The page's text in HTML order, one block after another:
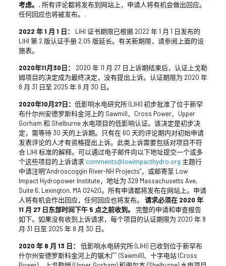
考虑。. 所有评论都将发布到网站上，申请人将有机会做出回应。
任何回应也将被发布。.
2022 年 1 月 1 日：
LIHI 证书期限已根据 2022 年 1 月 1 日发布的
LIHI 第 2 版认证手册 2.05 版延长。有关新期限，请参阅上面的设
施表。
2020年11月30日：
2020 年 11 月 27 日上诉期结束后，认证上戈勒
姆项目的决定成为最终决定，没有提出上诉。认证期限为 2020 年
8 月 31 日至 2025 年 8 月 30 日。
2020年10月27日： 低影响水电研究所 (LIHI) 初步批准了位于新罕
布什尔州安德罗斯科金河上的 Sawmill、Cross Power、Upper
Gorham 和 Shelburne 水电项目的低影响认证。该决定是初步决
定，需等待 30 天的上诉期。只有在 60 天的评论期内对初始申请
发表评论的人才有资格提出上诉。此类上诉需要包括对项目不符
合 LIHI 标准的解释。可以通过电子邮件向以下地址提交一个或多
个这些项目的上诉请求 comments@lowimpacthydro.org 主题行
中请注明“Androscoggin River-NH Projects”，或邮寄至 Low
Impact Hydropower Institute，地址为 329 Massachusetts Ave,
Suite 6, Lexington, MA 02420。所有申请都将发布在网站上。申请
人将有机会作出回应，任何回应也将发布。 请求必须在 2020 年
11 月 27 日东部时间下午 5 点之前收到。 完整的申请和审查报告
如下。如果没有收到上诉请求，每个项目的认证期限为 2020 年 8
月 31 日至 2025 年 8 月 30 日。
2020 年 8 月 13 日：
低影响水电研究所 (LIHI) 已收到位于新罕布
什尔州安德罗斯科金河上的锯木厂 (Sawmill)、十字电站 (Cross